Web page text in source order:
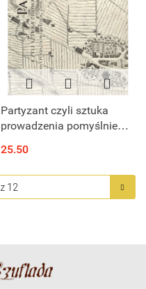
Partyzant czyli sztuka
prowadzenia pomyślnie
zwyczaju wieku
teraźniejszego
25.50